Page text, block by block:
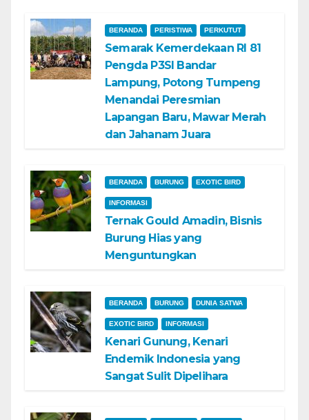
BERANDA PERISTIWA PERKUTUT
Semarak Kemerdekaan RI 81
Pengda P3SI Bandar
Lampung, Potong Tumpeng
Menandai Peresmian
Lapangan Baru, Mawar Merah
dan Jahanam Juara
BERANDA BURUNG EXOTIC BIRD
INFORMASI
Ternak Gould Amadin, Bisnis
Burung Hias yang
Menguntungkan
BERANDA BURUNG DUNIA SATWA
EXOTIC BIRD INFORMASI
Kenari Gunung, Kenari
Endemik Indonesia yang
Sangat Sulit Dipelihara